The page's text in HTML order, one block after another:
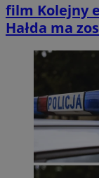
film Kolejny
Hałda ma